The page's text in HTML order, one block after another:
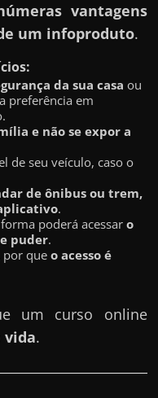
vantagens
um infoproduto.
da sua casa ou
preferência em
e não se expor a
de seu veículo, caso o
de ônibus ou trem,
.
poderá acessaro
puder.
por queo acesso é
um curso online
vida.